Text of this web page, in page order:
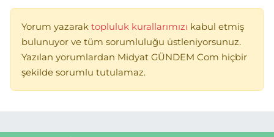
Yorum yazarak topluluk kurallarımızı kabul etmiş
bulunuyor ve tüm sorumluluğu üstleniyorsunuz.
Yazılan yorumlardan Midyat GÜNDEM Com hiçbir
şekilde sorumlu tutulamaz.